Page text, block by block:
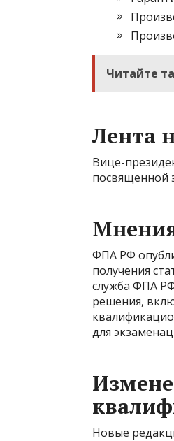
Читайте
Лента
Вице-
посвященной
ФПА РФ
получения
служба ФПА
решения,
для
Новые